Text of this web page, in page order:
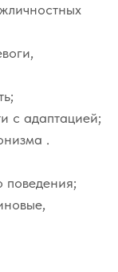
с адаптацией;
.
поведения;